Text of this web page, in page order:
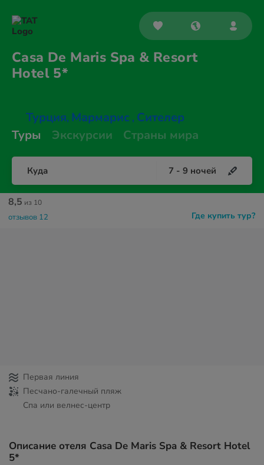
Casa De Maris Spa & Resort
Hotel 5*
Турция, Мармарис , Сителер
Туры
Экскурсии Страны мира
Куда 7 - 9 ночей
Где купить тур?
8,5 из 10
отзывов 12
Первая линия
Песчано-галечный пляж
Спа или велнес-центр
Описание отеля Casa De Maris Spa & Resort Hotel
5*